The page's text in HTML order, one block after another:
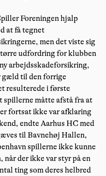
Foreningen hjalp
at få tegnet
men det viste sig
udfordring for klubben
arbejdsskadeforsikring,
gæld til den forrige
resulterede i første
spillerne måtte afstå fra at
fortsat ikke var afklaring
endte Aarhus HC med
til Bavnehøj Hallen,
spillerne ikke kunne
når der ikke var styr på en
ting som deres helbred